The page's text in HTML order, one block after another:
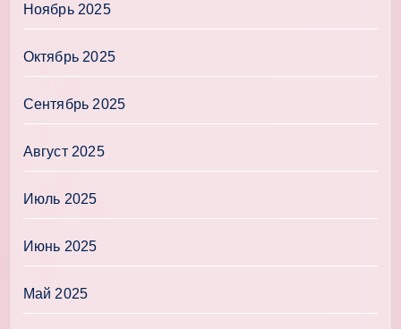
Ноябрь 2025
Октябрь 2025
Сентябрь 2025
Август 2025
Июль 2025
Июнь 2025
Май 2025